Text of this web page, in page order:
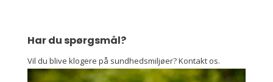
Har du spørgsmål?
Vil du blive klogere på sundhedsmiljøer? Kontakt os.